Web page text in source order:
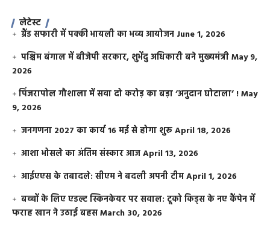
लेटेस्ट
ग्रैंड सफारी में पक्की भायली का भव्य आयोजन June 1, 2026
पश्चिम बंगाल में बीजेपी सरकार, शुभेंदु अधिकारी बने मुख्यमंत्रीMay 9,
2026
​पिंजरापोल गौशाला में सवा दो करोड़ का बड़ा ‘अनुदान घोटाला’ !May
9, 2026
जनगणना 2027 का कार्य 16 मई से होगा शुरूApril 18, 2026
आशा भोसले का अंतिम संस्कार आजApril 13, 2026
आईएएस के तबादले: सीएम ने बदली अपनी टीमApril 1, 2026
बच्चों के लिए एडल्ट स्किनकेयर पर सवाल: टूको किड्स के नए कैंपेन में
फराह खान ने उठाई बहसMarch 30, 2026